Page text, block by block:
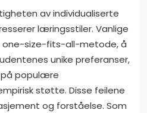
av individualiserte
læringsstiler. Vanlige
one-size-fits-all-metode, å
unike preferanser,
på populære
støtte. Disse feilene
og forståelse. Som